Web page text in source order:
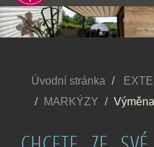
Úvodní stránka
MARKÝZY